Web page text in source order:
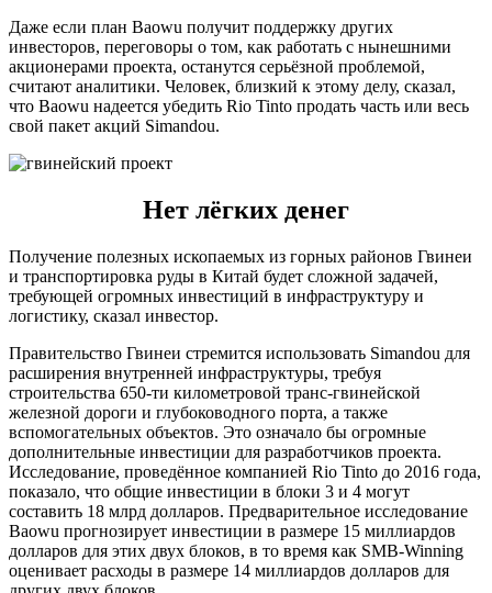
Даже если план Baowu получит поддержку других
инвесторов, переговоры о том, как работать с нынешними
акционерами проекта, останутся серьёзной проблемой,
считают аналитики. Человек, близкий к этому делу, сказал,
что Baowu надеется убедить Rio Tinto продать часть или весь
свой пакет акций Simandou.
Нет лёгких денег
Получение полезных ископаемых из горных районов Гвинеи
и транспортировка руды в Китай будет сложной задачей,
требующей огромных инвестиций в инфраструктуру и
логистику, сказал инвестор.
Правительство Гвинеи стремится использовать Simandou для
расширения внутренней инфраструктуры, требуя
строительства 650-ти километровой транс-гвинейской
железной дороги и глубоководного порта, а также
вспомогательных объектов. Это означало бы огромные
дополнительные инвестиции для разработчиков проекта.
Исследование, проведённое компанией Rio Tinto до 2016 года,
показало, что общие инвестиции в блоки 3 и 4 могут
составить 18 млрд долларов. Предварительное исследование
Baowu прогнозирует инвестиции в размере 15 миллиардов
долларов для этих двух блоков, в то время как SMB-Winning
оценивает расходы в размере 14 миллиардов долларов для